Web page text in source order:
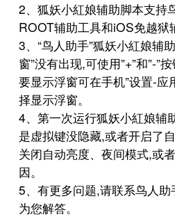
2、狐妖小紅娘辅助脚本支持
ROOT辅助工具和iOS免越狱
3、“鸟人助手”狐妖小紅娘辅
窗”没有出现,可使用”+”和”-”
要显示浮窗可在手机”设置-应
择显示浮窗。
4、第一次运行狐妖小紅娘辅
是虚拟键没隐藏,或者开启了
关闭自动亮度、夜间模式,或
因。
5、有更多问题,请联系鸟人
为您解答。